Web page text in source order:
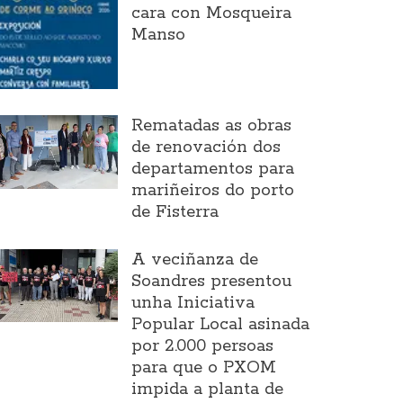
cara con Mosqueira
Manso
Rematadas as obras
de renovación dos
departamentos para
mariñeiros do porto
de Fisterra
A veciñanza de
Soandres presentou
unha Iniciativa
Popular Local asinada
por 2.000 persoas
para que o PXOM
impida a planta de